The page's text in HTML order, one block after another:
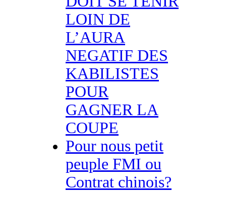
LOIN DE
L’AURA
NEGATIF DES
KABILISTES
POUR
GAGNER LA
COUPE
Pour nous petit
peuple FMI ou
Contrat chinois?